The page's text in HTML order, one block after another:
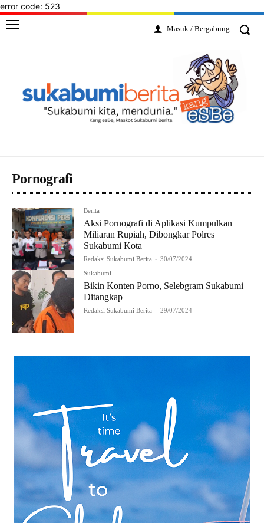
error code: 523
Masuk / Bergabung
Pornografi
Berita
Aksi Pornografi di Aplikasi Kumpulkan
Miliaran Rupiah, Dibongkar Polres
Sukabumi Kota
Redaksi Sukabumi Berita - 30/07/2024
Sukabumi
Bikin Konten Porno, Selebgram Sukabumi
Ditangkap
Redaksi Sukabumi Berita - 29/07/2024